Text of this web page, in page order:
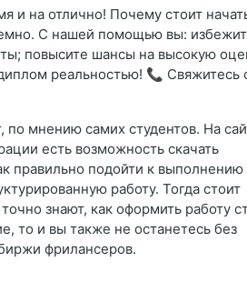
и на отлично! Почему стоит
С нашей помощью вы:
повысите шансы на высокую
реальностью! 📞 Свяжитесь
мнению самих студентов. На
есть возможность скачать
правильно подойти к выполнению
работу. Тогда стоит
знают, как оформить работу
то и вы также не останетесь без
фрилансеров.